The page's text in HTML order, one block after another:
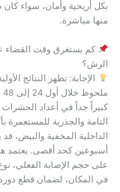
بكل أريحية وأمان، سواء كان
منها مباشرة.
كم يستغرق وقت القضاء
الرش؟
الإجابة: تظهر النتائج
كبيراً جداً في أعداد الحشرات
التامة والجذرية للمستعمرة
الداخلية المخفية والبيض،
أسبوعين كحد أقصى. يعتمد
على حجم الإصابة الفعلي،
في المكان، لضمان قطع دورة